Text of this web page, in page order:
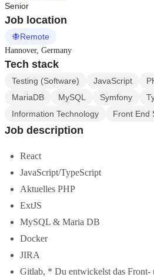
Senior
Job location
Remote
Hannover, Germany
Tech stack
Testing (Software) JavaScript
MariaDB
MySQL Symfony
Information Technology
Front End
Job description
React
JavaScript/TypeScript
Aktuelles PHP
ExtJS
MySQL & Maria DB
Docker
JIRA
Gitlab, * Du entwickelst das Front-